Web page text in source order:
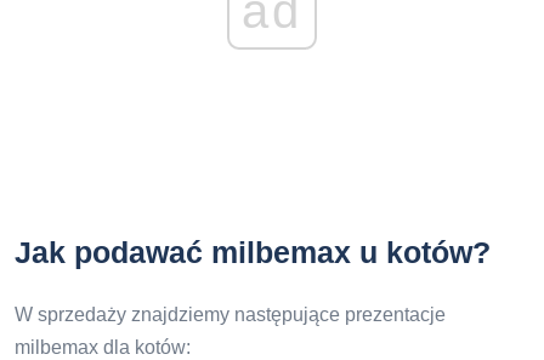
Jak podawać milbemax u kotów?
W sprzedaży znajdziemy następujące prezentacje
milbemax dla kotów: